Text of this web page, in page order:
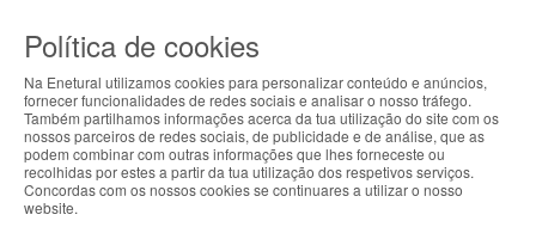
uma
Vida
Ativa e
Saudável
ABOUT THE COOKIES
Enetural handles information about your visit using
cookies that improve the performance of the
website, facilitate sharing via social networks and
Política de cookies
Na Enetural utilizamos cookies para personalizar conteúdo e anúncios,
fornecer funcionalidades de redes sociais e analisar o nosso tráfego.
Também partilhamos informações acerca da tua utilização do site com os
nossos parceiros de redes sociais, de publicidade e de análise, que as
podem combinar com outras informações que lhes forneceste ou
recolhidas por estes a partir da tua utilização dos respetivos serviços.
Concordas com os nossos cookies se continuares a utilizar o nosso
website.